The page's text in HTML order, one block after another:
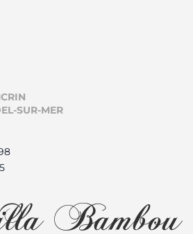
SUR-MER